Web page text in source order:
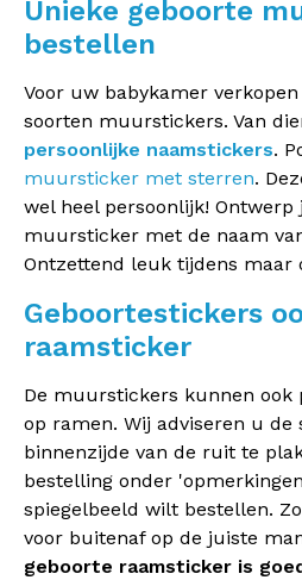
Unieke geboorte
bestellen
Voor uw babykamer
soorten muurstickers. Van
persoonlijke naamstickers.
muursticker met sterren.
wel heel persoonlijk! Ontwerp
muursticker met de naam
Ontzettend leuk tijdens maar
Geboortestickers
raamsticker
De muurstickers kunnen ook
op ramen. Wij adviseren u de
binnenzijde van de ruit te
bestelling onder
spiegelbeeld wilt bestellen.
voor buitenaf op de juiste
geboorte raamsticker is